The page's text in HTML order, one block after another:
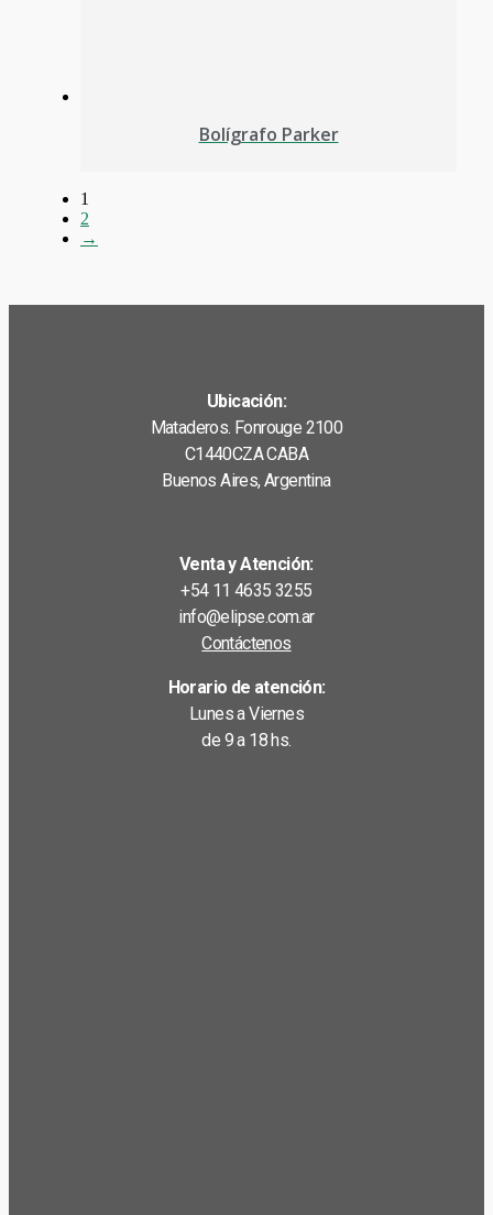
Bolígrafo Parker
1
2
→
Ubicación:
Mataderos. Fonrouge 2100
C1440CZA CABA
Buenos Aires, Argentina
Venta y Atención:
+54 11 4635 3255
info@elipse.com.ar
Contáctenos
Horario de atención:
Lunes a Viernes
de 9 a 18 hs.